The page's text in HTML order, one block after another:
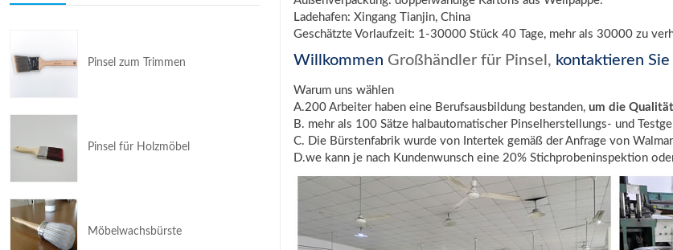
Ladehafen: Xingang Tianjin, China
Geschätzte Vorlaufzeit: 1-30000 Stück 40 Tage, mehr als 30000 zu
Willkommen Großhändler für Pinsel, kontaktieren
Warum uns wählen
A.200 Arbeiter haben eine Berufsausbildung bestanden, um die
B. mehr als 100 Sätze halbautomatischer Pinselherstellungs- und
C. Die Bürstenfabrik wurde von Intertek gemäß der Anfrage von
D.we kann je nach Kundenwunsch eine 20% Stichprobeninspektion
Pinsel zum Trimmen
Pinsel für Holzmöbel
Möbelwachsbürste